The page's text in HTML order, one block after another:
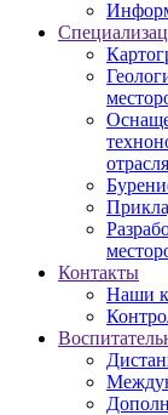
Контакты
Наши